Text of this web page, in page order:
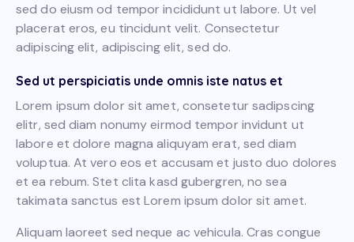
sed do eiusm od tempor incididunt ut labore. Ut vel
placerat eros, eu tincidunt velit. Consectetur
adipiscing elit, adipiscing elit, sed do.
Sed ut perspiciatis unde omnis iste natus et
Lorem ipsum dolor sit amet, consetetur sadipscing
elitr, sed diam nonumy eirmod tempor invidunt ut
labore et dolore magna aliquyam erat, sed diam
voluptua. At vero eos et accusam et justo duo dolores
et ea rebum. Stet clita kasd gubergren, no sea
takimata sanctus est Lorem ipsum dolor sit amet.
Aliquam laoreet sed neque ac vehicula. Cras congue